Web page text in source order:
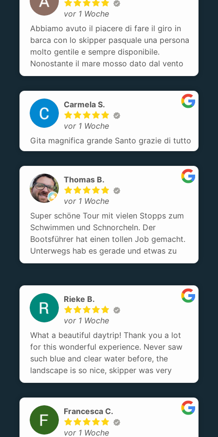
modo di quella di mia figlia 7
vor 1 Woche
Abbiamo avuto il piacere di fare il giro in
barca con lo skipper pasquale una persona
molto gentile e sempre disponibile.
Nonostante il mare mosso dato dal vento
siamo riusciti a vedere molte calette.
Carmela S.
vor 1 Woche
Gita magnifica grande Santo grazie di tutto
Thomas B.
vor 1 Woche
Super schöne Tour mit vielen Stopps zum
Schwimmen und Schnorcheln. Der
Bootsführer hat einen tollen Job gemacht.
Unterwegs hab es gerade und etwas zu
essen. Ein gelungener Tag.
Rieke B.
vor 1 Woche
What a beautiful daytrip! Thank you a lot
for this wonderful experience. Never saw
such blue and clear water before, the
landscape is so nice, skipper was very
pleasant. My kids loved the italian food!
Francesca C.
vor 1 Woche